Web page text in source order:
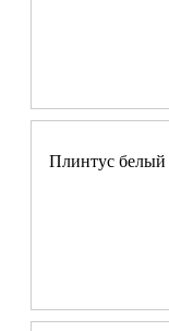
Плинтус белый